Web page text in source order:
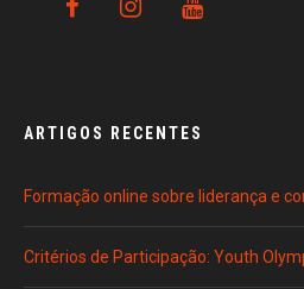
ARTIGOS RECENTES
Formação online sobre liderança e
Critérios de Participação: Youth